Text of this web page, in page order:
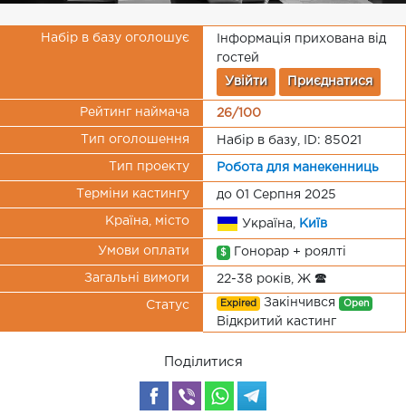
Набір в базу оголошує
Інформація прихована від
гостей
Увійти Приєднатися
Рейтинг наймача 26/100
Тип оголошення Набір в базу, ID: 85021
Тип проекту Робота для манекенниць
Терміни кастингу до 01 Серпня 2025
Країна, місто Україна, Київ
Умови оплати $ Гонорар + роялті
Загальні вимоги 22-38 років, Ж 🕿
Статус Expired Закінчився Open
Відкритий кастинг
Поділитися